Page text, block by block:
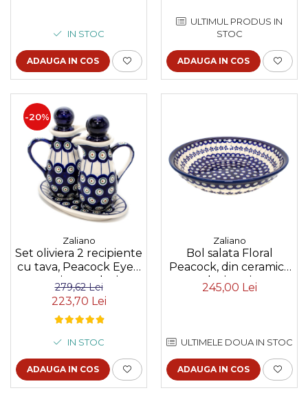
IN STOC
ADAUGA IN COS
ULTIMUL PRODUS IN
STOC
ADAUGA IN COS
-20%
Zaliano
Set oliviera 2 recipiente
cu tava, Peacock Eyes,
ceramica smaltuita,
pictata manual,
22,6/18,4 x 15,0 cm
279,62 Lei
223,70 Lei
IN STOC
ADAUGA IN COS
Zaliano
Bol salata Floral
Peacock, din ceramica
smaltuita, pictat
manual, 25,2 cm,
245,00 Lei
ULTIMELE DOUA IN STOC
ADAUGA IN COS